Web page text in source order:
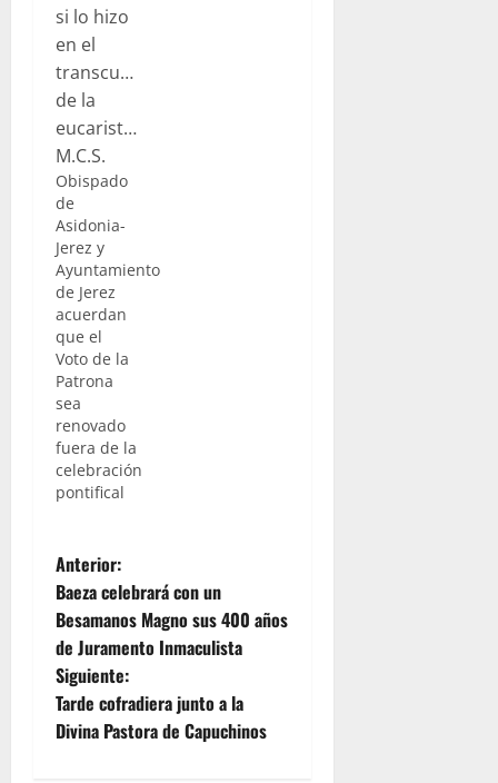
Obispado
de
Asidonia-
Jerez y
Ayuntamiento
de Jerez
acuerdan
que el
Voto de la
Patrona
sea
renovado
fuera de la
celebración
pontifical
N
a
v
e
Anterior:
Baeza celebrará con un
Besamanos Magno sus 400 años
de Juramento Inmaculista
Siguiente:
Tarde cofradiera junto a la
Divina Pastora de Capuchinos